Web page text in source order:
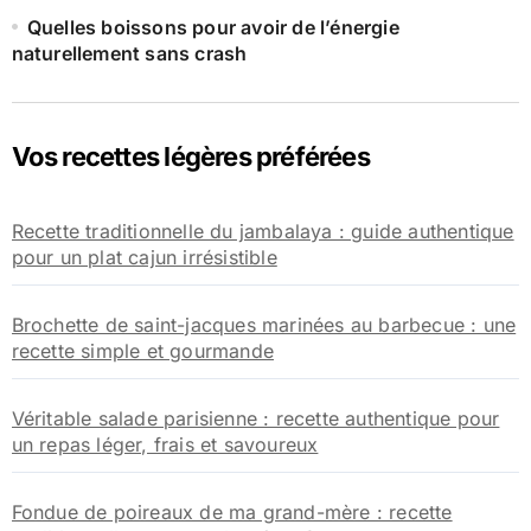
Quelles boissons pour avoir de l’énergie
naturellement sans crash
Vos recettes légères préférées
Recette traditionnelle du jambalaya : guide authentique
pour un plat cajun irrésistible
Brochette de saint-jacques marinées au barbecue : une
recette simple et gourmande
Véritable salade parisienne : recette authentique pour
un repas léger, frais et savoureux
Fondue de poireaux de ma grand-mère : recette